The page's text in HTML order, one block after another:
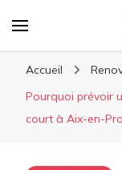
Accueil
Pourquoi prévoir
court à Aix-en-